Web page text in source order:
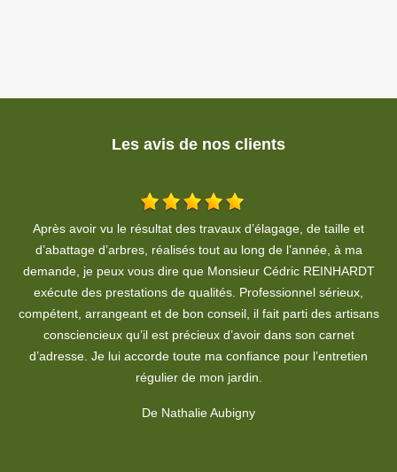
Les avis de nos clients
Après avoir vu le résultat des travaux d’élagage, de taille et
d’abattage d’arbres, réalisés tout au long de l’année, à ma
demande, je peux vous dire que Monsieur Cédric REINHARDT
exécute des prestations de qualités. Professionnel sérieux,
compétent, arrangeant et de bon conseil, il fait parti des artisans
consciencieux qu’il est précieux d’avoir dans son carnet
d’adresse. Je lui accorde toute ma confiance pour l’entretien
régulier de mon jardin.
De Nathalie Aubigny